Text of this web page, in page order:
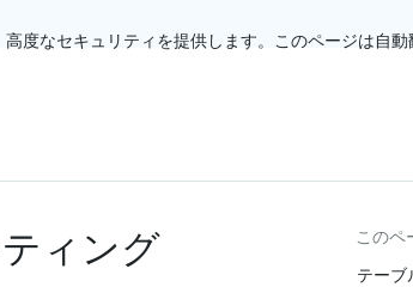
度なセキュリティを提供します。このページは自動
ィング
このペ
テーブ